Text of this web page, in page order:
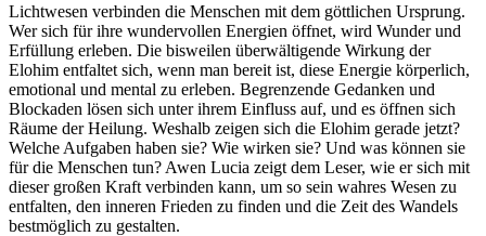
Lichtwesen verbinden die Menschen mit dem göttlichen Ursprung.
Wer sich für ihre wundervollen Energien öffnet, wird Wunder und
Erfüllung erleben. Die bisweilen überwältigende Wirkung der
Elohim entfaltet sich, wenn man bereit ist, diese Energie körperlich,
emotional und mental zu erleben. Begrenzende Gedanken und
Blockaden lösen sich unter ihrem Einfluss auf, und es öffnen sich
Räume der Heilung. Weshalb zeigen sich die Elohim gerade jetzt?
Welche Aufgaben haben sie? Wie wirken sie? Und was können sie
für die Menschen tun? Awen Lucia zeigt dem Leser, wie er sich mit
dieser großen Kraft verbinden kann, um so sein wahres Wesen zu
entfalten, den inneren Frieden zu finden und die Zeit des Wandels
bestmöglich zu gestalten.